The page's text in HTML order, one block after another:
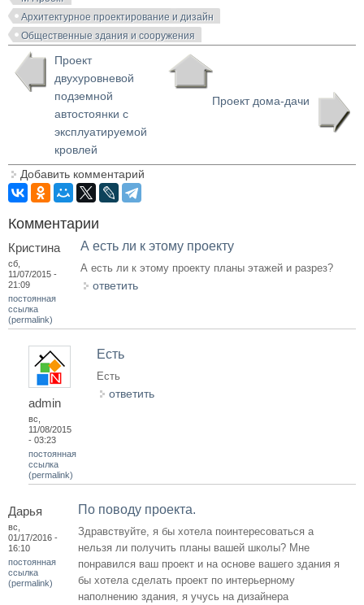
Архитектурное проектирование и дизайн
Общественные здания и сооружения
Проект
двухуровневой
подземной
автостоянки с
эксплуатируемой
кровлей
Проект дома-дачи
Добавить комментарий
Комментарии
Кристина
сб,
11/07/2015 -
21:09
постоянная
ссылка
(permalink)
А есть ли к этому проекту
А есть ли к этому проекту планы этажей и разрез?
ответить
admin
вс,
11/08/2015
- 03:23
постоянная
ссылка
(permalink)
Есть
Есть
ответить
Дарья
вс,
01/17/2016 -
16:10
постоянная
ссылка
(permalink)
По поводу проекта.
Здравствуйте, я бы хотела поинтересоваться а
нельзя ли получить планы вашей школы? Мне
понравился ваш проект и на основе вашего здания я
бы хотела сделать проект по интерьерному
наполнению здания, я учусь на дизайнера